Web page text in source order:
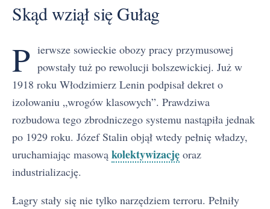
Skąd wziął się Gułag
P ierwsze sowieckie obozy pracy przymusowej
powstały tuż po rewolucji bolszewickiej. Już w
1918 roku Włodzimierz Lenin podpisał dekret o
izolowaniu „wrogów klasowych”. Prawdziwa
rozbudowa tego zbrodniczego systemu nastąpiła jednak
po 1929 roku. Józef Stalin objął wtedy pełnię władzy,
uruchamiając masową kolektywizację oraz
industrializację.
Łagry stały się nie tylko narzędziem terroru. Pełniły